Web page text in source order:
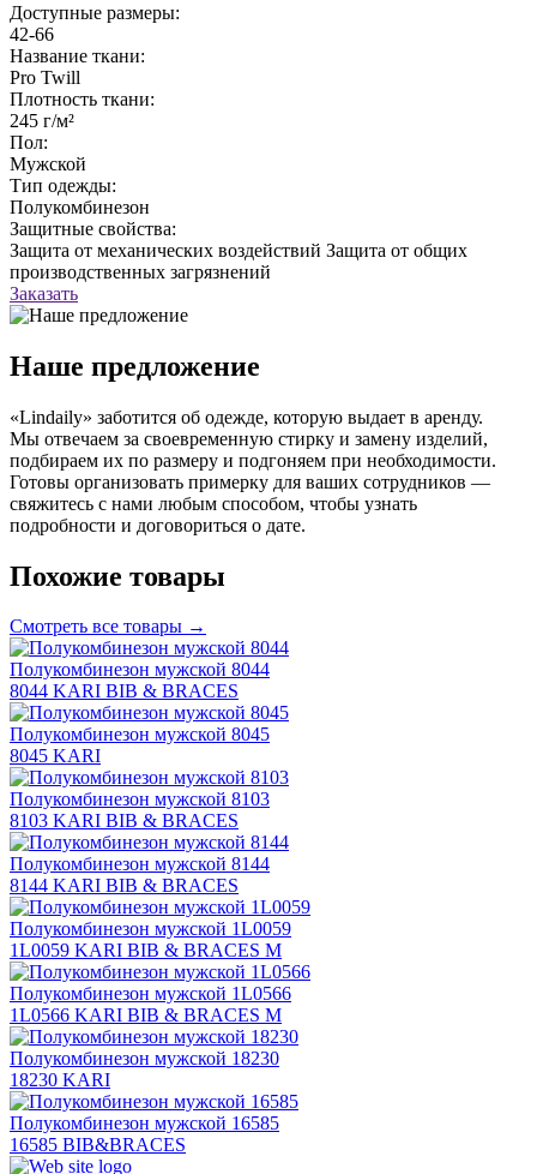
Доступные размеры:
42-66
Название ткани:
Pro Twill
Плотность ткани:
245 г/м²
Пол:
Мужской
Тип одежды:
Полукомбинезон
Защитные свойства:
Защита от механических воздействий Защита от общих
производственных загрязнений
Заказать
Наше предложение
«Lindaily» заботится об одежде, которую выдает в аренду.
Мы отвечаем за своевременную стирку и замену изделий,
подбираем их по размеру и подгоняем при необходимости.
Готовы организовать примерку для ваших сотрудников —
свяжитесь с нами любым способом, чтобы узнать
подробности и договориться о дате.
Похожие товары
Смотреть все товары →
Полукомбинезон мужской 8044
8044 KARI BIB & BRACES
Полукомбинезон мужской 8045
8045 KARI
Полукомбинезон мужской 8103
8103 KARI BIB & BRACES
Полукомбинезон мужской 8144
8144 KARI BIB & BRACES
Полукомбинезон мужской 1L0059
1L0059 KARI BIB & BRACES M
Полукомбинезон мужской 1L0566
1L0566 KARI BIB & BRACES M
Полукомбинезон мужской 18230
18230 KARI
Полукомбинезон мужской 16585
16585 BIB&BRACES